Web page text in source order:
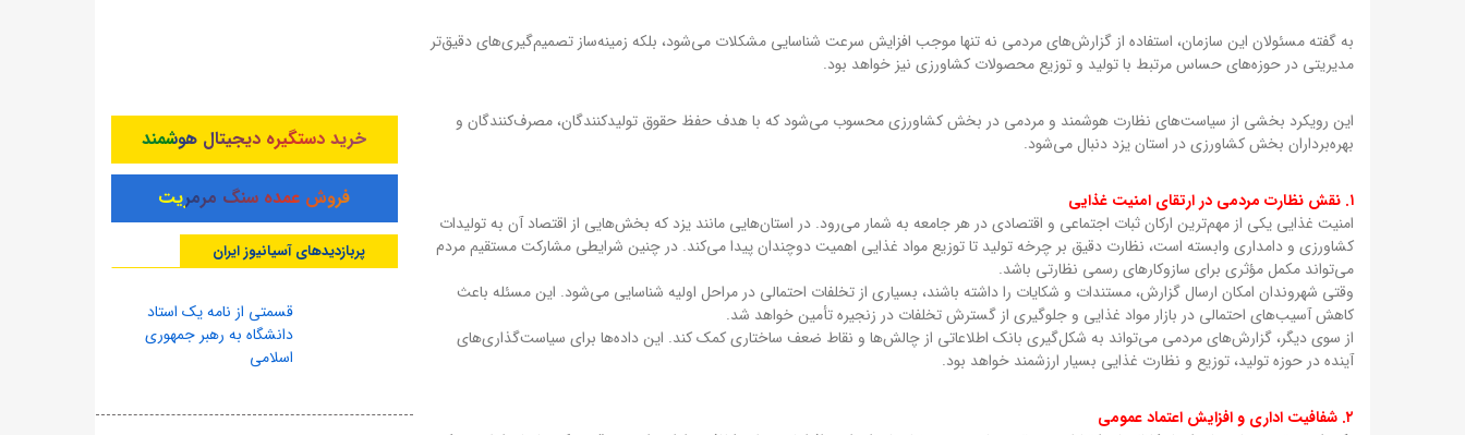
به گفته مسئولان این سازمان، استفاده از گزارش‌های مردمی نه تنها موجب افزایش سرعت شناسایی مشکلات می‌شود، بلکه زمینه‌ساز تصمیم‌گیری‌های دقیق‌تر
مدیریتی در حوزه‌های حساس مرتبط با تولید و توزیع محصولات کشاورزی نیز خواهد بود.
این رویکرد بخشی از سیاست‌های نظارت هوشمند و مردمی در بخش کشاورزی محسوب می‌شود که با هدف حفظ حقوق تولیدکنندگان، مصرف‌کنندگان و
بهره‌برداران بخش کشاورزی در استان یزد دنبال می‌شود.
۱. نقش نظارت مردمی در ارتقای امنیت غذایی
امنیت غذایی یکی از مهم‌ترین ارکان ثبات اجتماعی و اقتصادی در هر جامعه به شمار می‌رود. در استان‌هایی مانند یزد که بخش‌هایی از اقتصاد آن به تولیدات
کشاورزی و دامداری وابسته است، نظارت دقیق بر چرخه تولید تا توزیع مواد غذایی اهمیت دوچندان پیدا می‌کند. در چنین شرایطی مشارکت مستقیم مردم
می‌تواند مکمل مؤثری برای سازوکارهای رسمی نظارتی باشد.
وقتی شهروندان امکان ارسال گزارش، مستندات و شکایات را داشته باشند، بسیاری از تخلفات احتمالی در مراحل اولیه شناسایی می‌شود. این مسئله باعث
کاهش آسیب‌های احتمالی در بازار مواد غذایی و جلوگیری از گسترش تخلفات در زنجیره تأمین خواهد شد.
از سوی دیگر، گزارش‌های مردمی می‌تواند به شکل‌گیری بانک اطلاعاتی از چالش‌ها و نقاط ضعف ساختاری کمک کند. این داده‌ها برای سیاست‌گذاری‌های
آینده در حوزه تولید، توزیع و نظارت غذایی بسیار ارزشمند خواهد بود.
۲. شفافیت اداری و افزایش اعتماد عمومی
خرید دستگیره دیجیتال هوشمند
فروش عمده سنگ مرمریت
پربازدیدهای آسیانیوز ایران
قسمتی از نامه یک استاد
دانشگاه به رهبر جمهوری
اسلامی